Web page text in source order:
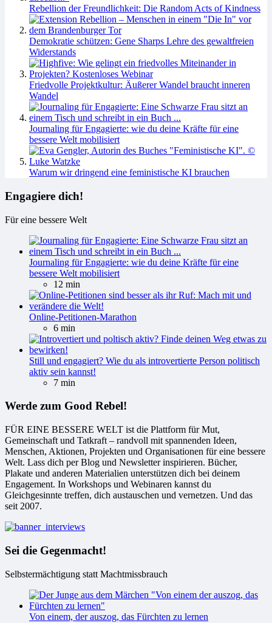
Rebellion der Freundlichkeit: Die Random Acts of Kindness
Demokratie schützen: Gene Sharps Lehre des gewaltfreien
Widerstands
Friedvolle Projektkultur: Äußerer Wandel braucht inneren
Wandel
Journaling für Engagierte: wie du deine Kräfte für eine
bessere Welt mobilisiert
Warum wir dringend eine feministische KI brauchen
Engagiere dich!
Für eine bessere Welt
Journaling für Engagierte: wie du deine Kräfte für eine
bessere Welt mobilisiert
12 min
Online-Petitionen-Marathon
6 min
Still und engagiert? Wie du als introvertierte Person politisch
aktiv sein kannst!
7 min
Werde zum Good Rebel!
FÜR EINE BESSERE WELT ist die Plattform für Mut,
Gemeinschaft und Tatkraft – randvoll mit spannenden Ideen,
Menschen, Aktionen, Projekten und Organisationen für eine bessere
Welt. Lass dich per Blog und Newsletter inspirieren. Bücher,
Plakate und anderen Materialien unterstützen dich bei deinem
Engagement. In Workshops und Webinaren kannst du
Gleichgesinnte treffen, dich austauschen und vernetzen. Und das
seit 2007.
Sei die Gegenmacht!
Selbstermächtigung statt Machtmissbrauch
Von einem, der auszog, das Fürchten zu lernen